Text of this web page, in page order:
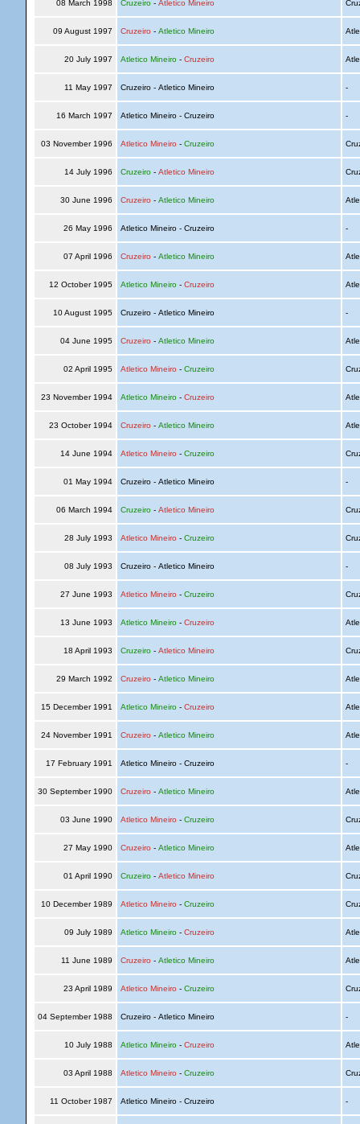
08 March 1998 Cruzeiro- Atletico Mineiro
09 August 1997 Cruzeiro - Atletico Mineiro
20 July 1997 Atletico Mineiro- Cruzeiro
11 May 1997 Cruzeiro - Atletico Mineiro -
16 March 1997 Atletico Mineiro - Cruzeiro -
03 November 1996 Atletico Mineiro - Cruzeiro
14 July 1996 Cruzeiro- Atletico Mineiro
30 June 1996 Cruzeiro - Atletico Mineiro
26 May 1996 Atletico Mineiro - Cruzeiro -
07 April 1996 Cruzeiro - Atletico Mineiro
12 October 1995 Atletico Mineiro- Cruzeiro
10 August 1995 Cruzeiro - Atletico Mineiro -
04 June 1995 Cruzeiro - Atletico Mineiro
02 April 1995 Atletico Mineiro - Cruzeiro
23 November 1994 Atletico Mineiro- Cruzeiro
23 October 1994 Cruzeiro - Atletico Mineiro
14 June 1994 Atletico Mineiro - Cruzeiro
01 May 1994 Cruzeiro - Atletico Mineiro -
06 March 1994 Cruzeiro- Atletico Mineiro
28 July 1993 Atletico Mineiro - Cruzeiro
08 July 1993 Cruzeiro - Atletico Mineiro -
27 June 1993 Atletico Mineiro - Cruzeiro
13 June 1993 Atletico Mineiro- Cruzeiro
18 April 1993 Cruzeiro- Atletico Mineiro
29 March 1992 Cruzeiro - Atletico Mineiro
15 December 1991 Atletico Mineiro- Cruzeiro
24 November 1991 Cruzeiro - Atletico Mineiro
17 February 1991 Atletico Mineiro - Cruzeiro -
30 September 1990 Cruzeiro - Atletico Mineiro
03 June 1990 Atletico Mineiro - Cruzeiro
27 May 1990 Cruzeiro - Atletico Mineiro
01 April 1990 Cruzeiro- Atletico Mineiro
10 December 1989 Atletico Mineiro - Cruzeiro
09 July 1989 Atletico Mineiro- Cruzeiro
11 June 1989 Cruzeiro - Atletico Mineiro
23 April 1989 Atletico Mineiro - Cruzeiro
04 September 1988 Cruzeiro - Atletico Mineiro -
10 July 1988 Atletico Mineiro- Cruzeiro
03 April 1988 Atletico Mineiro - Cruzeiro
11 October 1987 Atletico Mineiro - Cruzeiro -